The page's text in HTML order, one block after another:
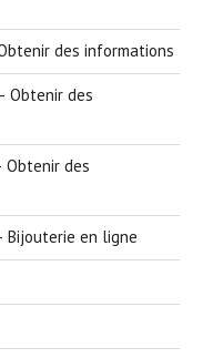
des informations
Obtenir des
Obtenir des
Bijouterie en ligne